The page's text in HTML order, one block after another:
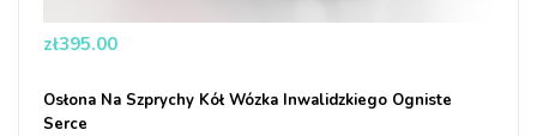
Price
zł395.00
Osłona Na Szprychy Kół Wózka Inwalidzkiego Ogniste
Serce